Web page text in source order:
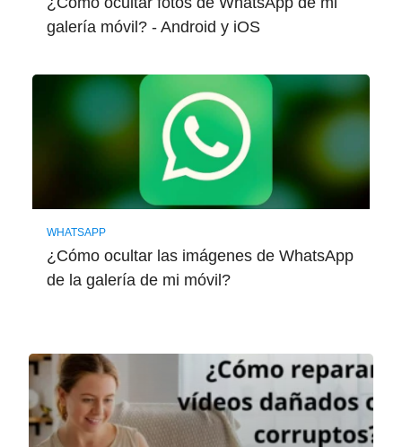
galería móvil? - Android y iOS
WHATSAPP
¿Cómo ocultar las imágenes de WhatsApp
de la galería de mi móvil?